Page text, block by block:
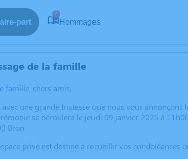
part
6
Hommages
de la famille
famille, chers amis,
avec une grande tristesse que nous vous annonçons
se déroulera le jeudi 09 janvier 2025 à
Bron.
privé est destiné à recueillir vos condoléances